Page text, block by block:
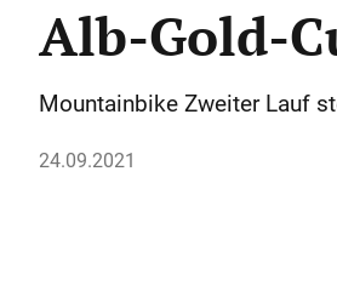
Alb-Gold-
Mountainbike Zweiter Lauf
24.09.2021